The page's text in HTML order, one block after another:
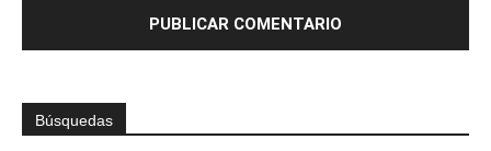
Búsquedas